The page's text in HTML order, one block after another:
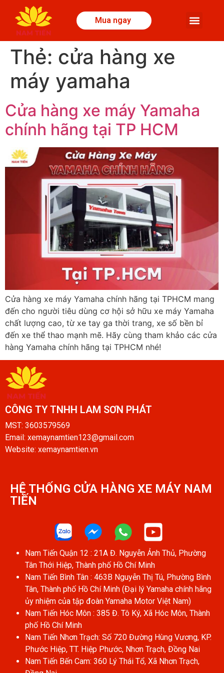
Mua ngay
Thẻ: cửa hàng xe
máy yamaha
Cửa hàng xe máy Yamaha
chính hãng tại TP HCM
Cửa hàng xe máy Yamaha chính hãng tại TPHCM mang
đến cho người tiêu dùng cơ hội sở hữu xe máy Yamaha
chất lượng cao, từ xe tay ga thời trang, xe số bền bỉ
đến xe thể thao mạnh mẽ. Hãy cùng tham khảo các cửa
hàng Yamaha chính hãng tại TPHCM nhé!
CÔNG TY TNHH LAM SƠN PHÁT​
MST: 3603579569
Email: xemaynamtien123@gmail.com
Website: xemaynamtien.vn
HỆ THỐNG CỬA HÀNG XE MÁY NAM
TIẾN​
Nam Tiến Quận 12 : 21A Đ. Nguyễn Ảnh Thủ, Phường
Tân Thới Hiệp, Thành phố Hồ Chí Minh
Nam Tiến Bình Tân : 463B Nguyễn Thị Tú, Phường Bình
Tân, Thành phố Hồ Chí Minh (Đại lý Yamaha chính hãng
ủy nhiệm của tập đoàn Yamaha Motor Việt Nam)
Nam Tiến Hóc Môn : 385 Đ. Tô Ký, Xã Hóc Môn, Thành
phố Hồ Chí Minh
Nam Tiến Nhơn Trạch: Số 720 Đường Hùng Vương, KP.
Phước Hiệp, TT. Hiệp Phước, Nhơn Trạch, Đồng Nai
Nam Tiến Bến Cam: 360 Lý Thái Tổ, Xã Nhơn Trạch,